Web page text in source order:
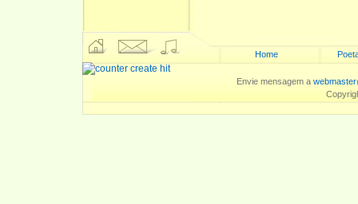
Home
Envie mensagem a